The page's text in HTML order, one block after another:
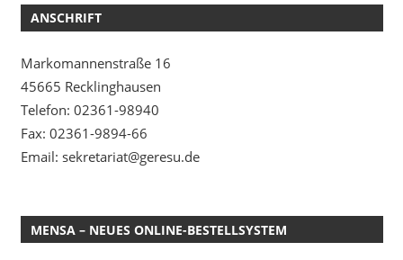
ANSCHRIFT
Markomannenstraße 16
45665 Recklinghausen
Telefon: 02361-98940
Fax: 02361-9894-66
Email: sekretariat@geresu.de
MENSA – NEUES ONLINE-BESTELLSYSTEM